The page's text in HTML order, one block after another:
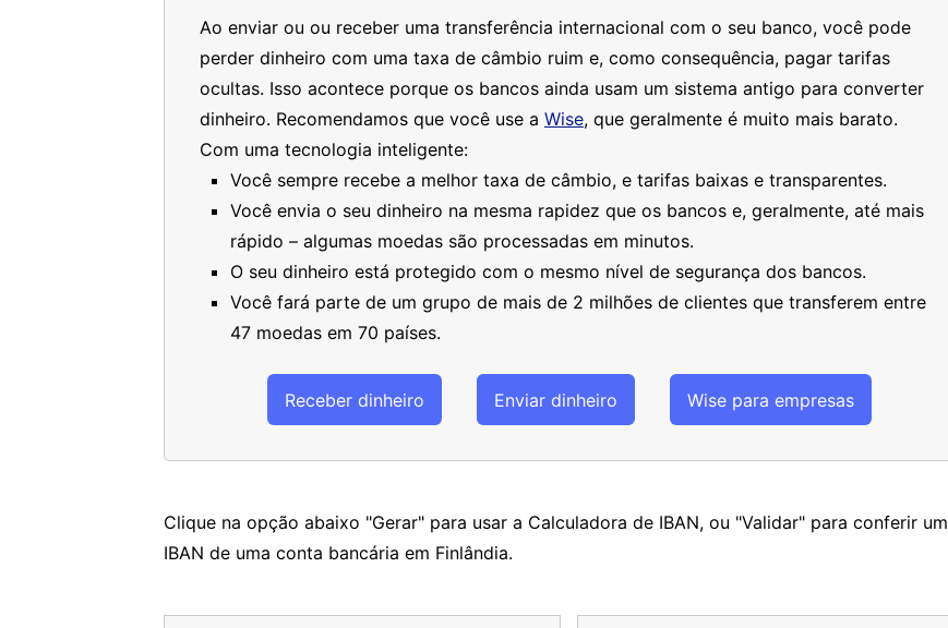
Ao enviar ou ou receber uma transferência internacional com o seu banco, você pode
perder dinheiro com uma taxa de câmbio ruim e, como consequência, pagar tarifas
ocultas. Isso acontece porque os bancos ainda usam um sistema antigo para converter
dinheiro. Recomendamos que você use a Wise, que geralmente é muito mais barato.
Com uma tecnologia inteligente:
Você sempre recebe a melhor taxa de câmbio, e tarifas baixas e transparentes.
Você envia o seu dinheiro na mesma rapidez que os bancos e, geralmente, até mais
rápido – algumas moedas são processadas em minutos.
O seu dinheiro está protegido com o mesmo nível de segurança dos bancos.
Você fará parte de um grupo de mais de 2 milhões de clientes que transferem entre
47 moedas em 70 países.
Receber dinheiro Enviar dinheiro Wise para empresas
Clique na opção abaixo "Gerar" para usar a Calculadora de IBAN, ou "Validar" para conferir um
IBAN de uma conta bancária em Finlândia.